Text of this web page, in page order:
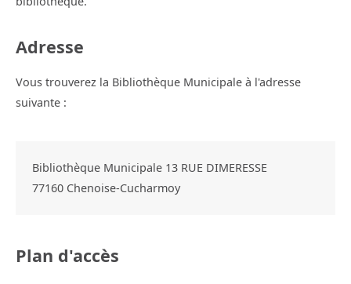
Adresse
Vous trouverez la Bibliothèque Municipale à l'adresse
suivante :
Bibliothèque Municipale 13 RUE DIMERESSE
77160 Chenoise-Cucharmoy
Plan d'accès